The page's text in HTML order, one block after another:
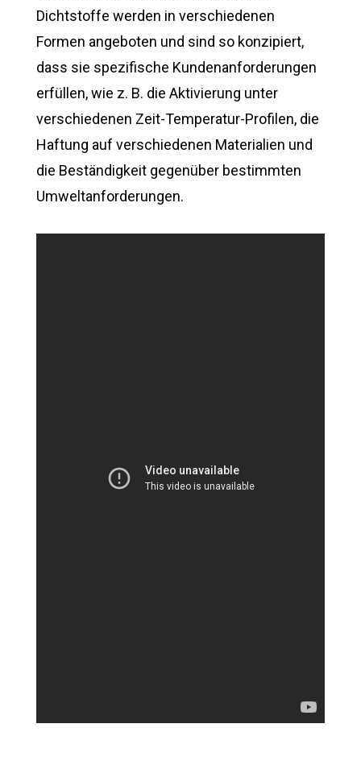
Dichtstoffe werden in verschiedenen
Formen angeboten und sind so konzipiert,
dass sie spezifische Kundenanforderungen
erfüllen, wie z. B. die Aktivierung unter
verschiedenen Zeit-Temperatur-Profilen, die
Haftung auf verschiedenen Materialien und
die Beständigkeit gegenüber bestimmten
Umweltanforderungen.